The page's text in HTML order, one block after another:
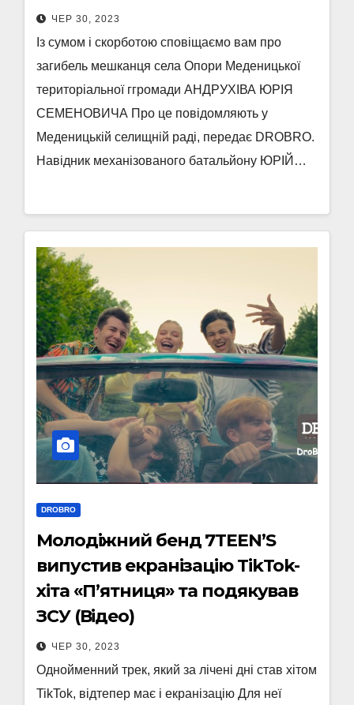
ЧЕР 30, 2023
Із сумом і скорботою сповіщаємо вам про
загибель мешканця села Опори Меденицької
територіальної ггромади АНДРУХІВА ЮРІЯ
СЕМЕНОВИЧА Про це повідомляють у
Меденицькій селищній раді, передає DROBRO.
Навідник механізованого батальйону ЮРІЙ…
DROBRO
Молодіжний бенд 7TEEN’S
випустив екранізацію TikTok-
хіта «П’ятниця» та подякував
ЗСУ (Відео)
ЧЕР 30, 2023
Однойменний трек, який за лічені дні став хітом
TikTok, відтепер має і екранізацію Для неї